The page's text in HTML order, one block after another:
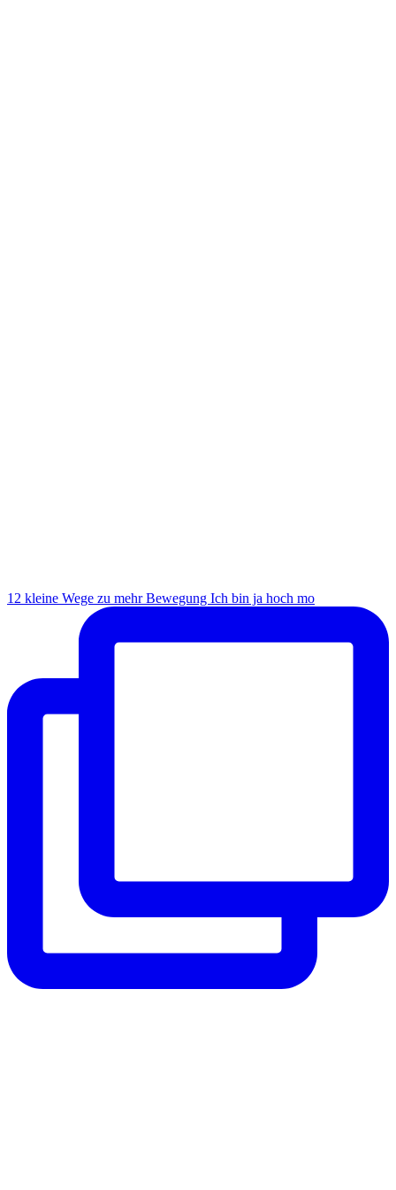
12 kleine Wege zu mehr Bewegung Ich bin ja hoch mo